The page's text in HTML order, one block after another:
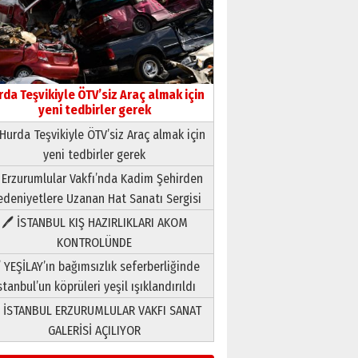
Teşvikiyle ÖTV’siz Araç almak için
yeni tedbirler gerek
Teşvikiyle ÖTV’siz Araç almak için
yeni tedbirler gerek
Vakfı’nda Kadim Şehirden
Uzanan Hat Sanatı Sergisi
🖊 İSTANBUL KIŞ HAZIRLIKLARI AKOM
KONTROLÜNDE
bağımsızlık seferberliğinde
köprüleri yeşil ışıklandırıldı
ERZURUMLULAR VAKFI SANAT
GALERİSİ AÇILIYOR
Neşat YALÇIN
Paranın Aile Kültüründeki Yeri
03 Ağustos 2026 Pazartesi
Yıldırım Gündoğdu
HAVVA’NIN ÜÇ KIZI
09 Temmuz 2026 Perşembe
Yusuf POLAT
Şampiyonluk Sebahattin
Şirin’e yazar